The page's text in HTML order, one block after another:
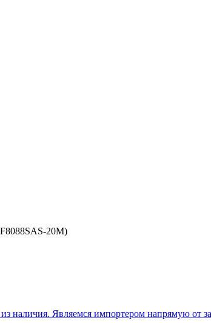
20M)
наличия. Являемся импортером напрямую от